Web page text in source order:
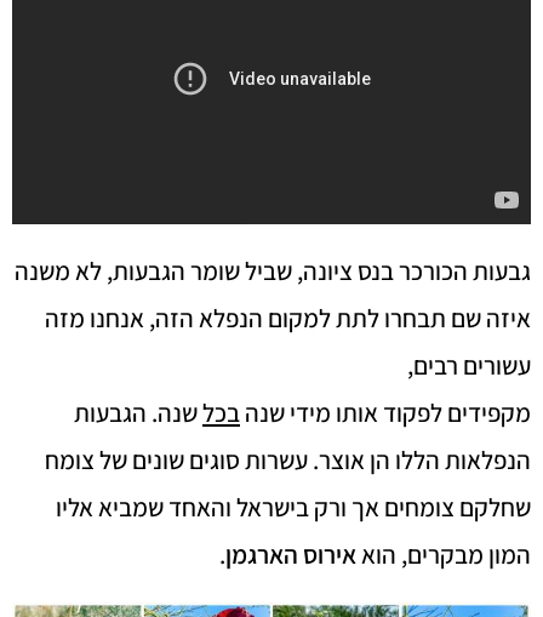
גבעות הכורכר בנס ציונה, שביל שומר הגבעות, לא משנה
איזה שם תבחרו לתת למקום הנפלא הזה, אנחנו מזה
עשורים רבים,
מקפידים לפקוד אותו מידי שנהבכלשנה. הגבעות
הנפלאות הללו הן אוצר. עשרות סוגים שונים של צומח
שחלקם צומחים אך ורק בישראל והאחד שמביא אליו
המון מבקרים, הואאירוס הארגמן.